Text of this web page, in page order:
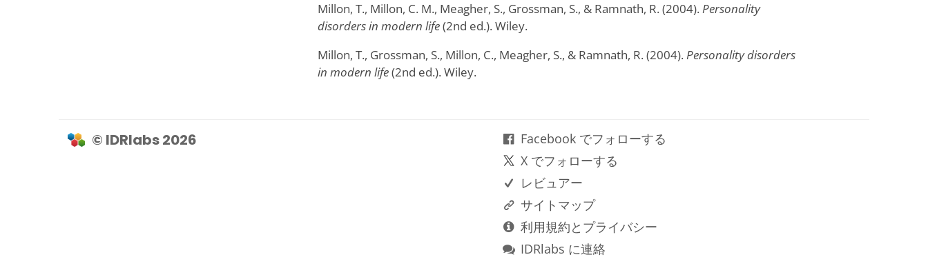
Millon, T., Millon, C. M., Meagher, S., Grossman, S., & Ramnath, R. (2004). Personality
disorders in modern life(2nd ed.). Wiley.
Millon, T., Grossman, S., Millon, C., Meagher, S., & Ramnath, R. (2004). Personality disorders
in modern life(2nd ed.). Wiley.
© IDRlabs 2026
Facebook でフォローする
X でフォローする
レビュアー
サイトマップ
利用規約とプライバシー
IDRlabs に連絡